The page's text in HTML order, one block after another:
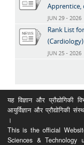
Apprentice,
JUN 29 - 2026
Rank List
(Cardiology)
JUN 25 - 2026
यह विज्ञान और
आयुर्विज्ञान और प्रौद्योगिकी
।
This is the official
Sciences & Technology